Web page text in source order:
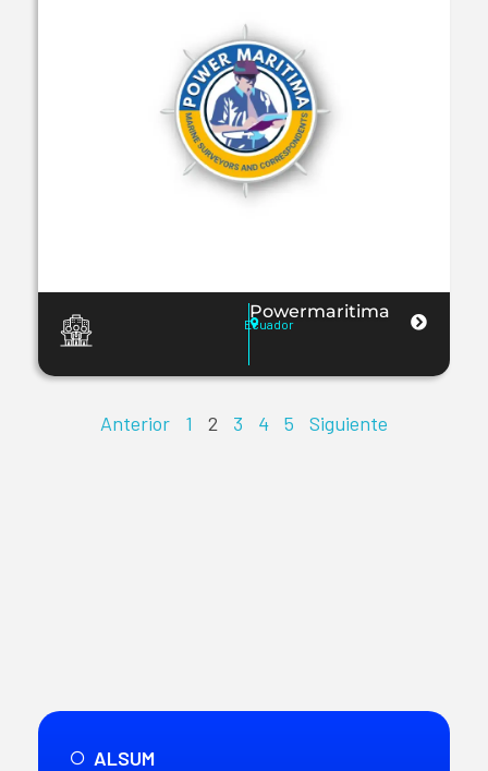
Powermaritima
Ecuador
Anterior 1 2 3 4 5 Siguiente
ALSUM